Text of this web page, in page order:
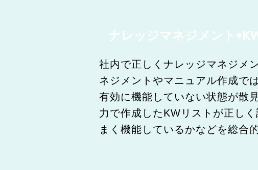
ナレッジマネジメント
社内で正しくナレッジマネジメ
ネジメントやマニュアル作成で
有効に機能していない状態が散
力で作成したKWリストが正し
まく機能しているかなどを総合